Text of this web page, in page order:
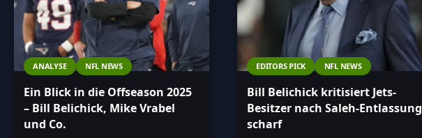
ANALYSE NFL NEWS
Ein Blick in die Offseason 2025
– Bill Belichick, Mike Vrabel
und Co.
EDITORS PICK NFL NEWS
Bill Belichick kritisiert Jets-
Besitzer nach Saleh-Entlassung
scharf